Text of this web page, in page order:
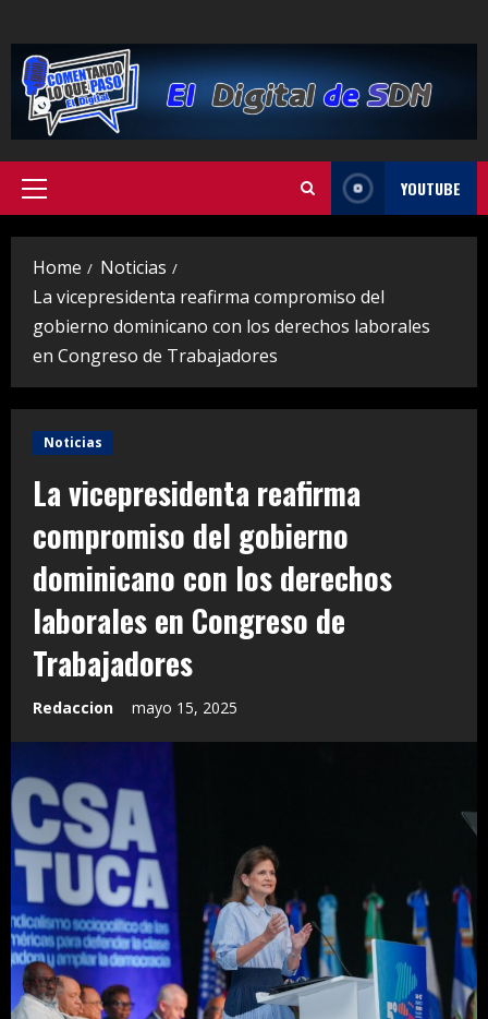
to
content
Primary
YOUTUBE
Home
Noticias
La vicepresidenta reafirma compromiso del
gobierno dominicano con los derechos laborales
en Congreso de Trabajadores
Noticias
La vicepresidenta reafirma
compromiso del gobierno
dominicano con los derechos
laborales en Congreso de
Trabajadores
Redaccion mayo 15, 2025